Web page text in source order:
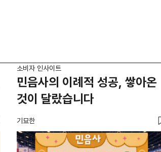
소비자 인사이트
민음사의 이례적 성공, 쌓아온
것이 달랐습니다
기묘한